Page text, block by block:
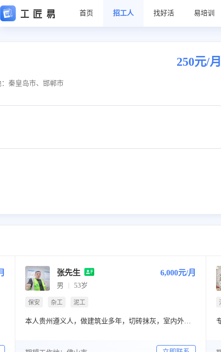
首页 招工人 找好活 易培训
250元/月
秦皇岛市、邯郸市
张先生 6,000元/月
男 53岁
保安 杂工 泥工
本人贵州遵义人，做建筑业多年，切砖抹灰，室内外地砖安装，会开叉车有证，本人吃苦耐劳，有责任心，做事细心，不偷奸耍滑，老实本份专心做事，有需要用人的老板请联系我，